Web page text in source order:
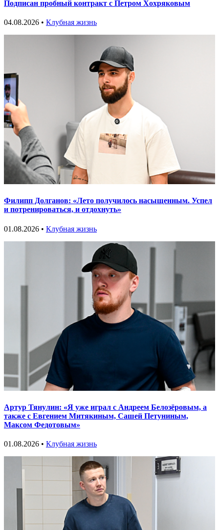
Подписан пробный контракт с Петром Хохряковым
04.08.2026 • Клубная жизнь
Филипп Долганов: «Лето получилось насыщенным. Успел
и потренироваться, и отдохнуть»
01.08.2026 • Клубная жизнь
Артур Тянулин: «Я уже играл с Андреем Белозёровым, а
также с Евгением Митякиным, Сашей Петуниным,
Максом Федотовым»
01.08.2026 • Клубная жизнь